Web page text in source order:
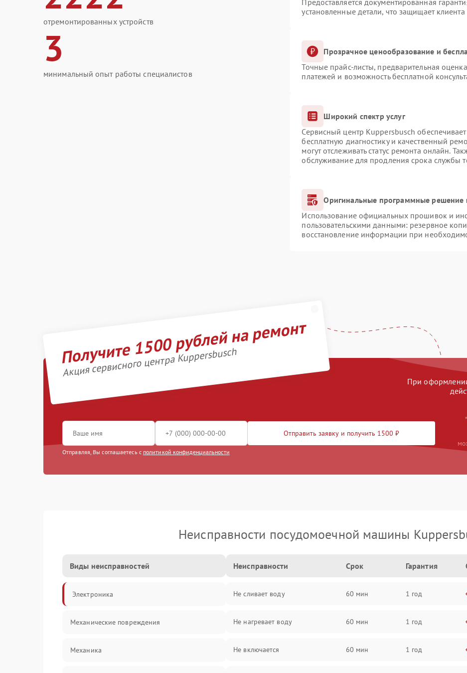
отремонтированных устройств
3
минимальный опыт работы специалистов
Предоставляется документированная
установленные детали, что защищает
Прозрачное ценообразование и
Точные прайс-листы, предварительная
платежей и возможность бесплатной
Широкий спектр услуг
Сервисный центр Kuppersbusch
бесплатную диагностику и качественный
могут отслеживать статус ремонта онлайн.
обслуживание для продления срока службы
Оригинальные программные решение
Использование официальных прошивок и
пользовательскими данными: резервное
восстановление информации при
Получите 1500 рублей на ремонт
Акция сервисного центра Kuppersbusch
При
Отправить заявку и получить 1500 ₽
Отправляя, Вы соглашаетесь с политикой конфиденциальности
Неисправности посудомоечной машины
Виды неисправностей
Электроника
Механические повреждения
Механика
Неисправности Срок Гарантия
Не сливает воду 60 мин 1 год
Не нагревает воду 60 мин 1 год
Не включается 60 мин 1 год